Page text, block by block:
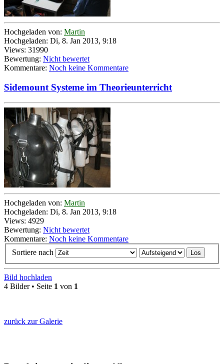
Hochgeladen von: Martin
Hochgeladen: Di, 8. Jan 2013, 9:18
Views: 31990
Bewertung: Nicht bewertet
Kommentare: Noch keine Kommentare
Sidemount Systeme im Theorieunterricht
Hochgeladen von: Martin
Hochgeladen: Di, 8. Jan 2013, 9:18
Views: 4929
Bewertung: Nicht bewertet
Kommentare: Noch keine Kommentare
Sortiere nach
Bild hochladen
4 Bilder • Seite 1 von 1
zurück zur Galerie